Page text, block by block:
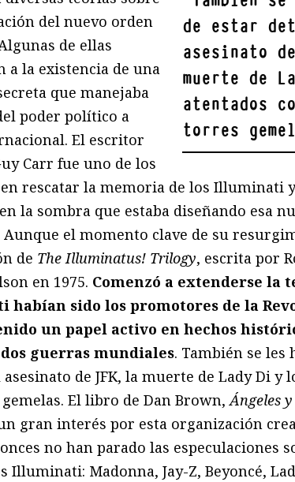
de estar
asesinato
muerte de
atentados
torres
del nuevo orden
de ellas
a la existencia de una
que manejaba
poder político a
El escritor
Carr fue uno de los
rescatar la memoria de los Illuminati
la sombra que estaba diseñando esa
Aunque el momento clave de su
de The Illuminatus! Trilogy, escrita por
en 1975. Comenzó a extenderse la
sido los promotores de la
un papel activo en hechos
guerras mundiales. También se les
de JFK, la muerte de Lady Di y
El libro de Dan Brown,Ángeles
gran interés por esta organización
no han parado las especulaciones
Illuminati: Madonna, Jay-Z, Beyoncé,